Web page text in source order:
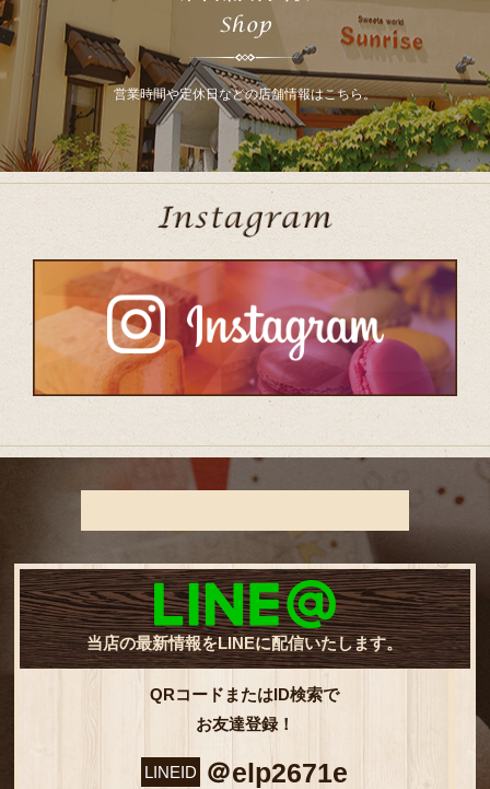
営業時間や定休日などの店舗情報はこちら。
当店の最新情報をLINEに配信いたします。
QRコードまたはID検索で
お友達登録！
LINEID ＠elp2671e